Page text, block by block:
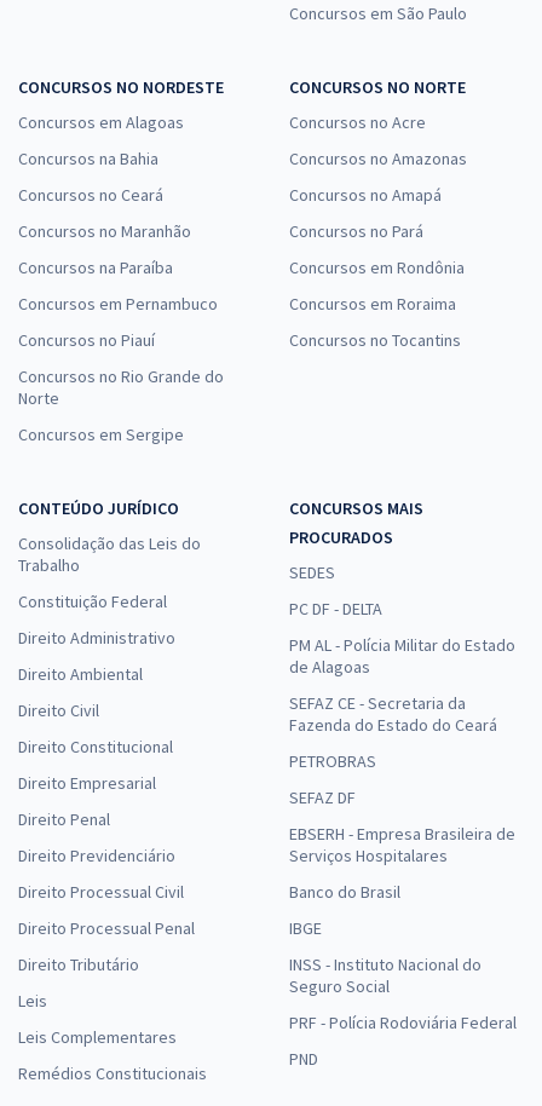
Concursos em São Paulo
CONCURSOS NO NORDESTE
Concursos em Alagoas
Concursos na Bahia
Concursos no Ceará
Concursos no Maranhão
Concursos na Paraíba
Concursos em Pernambuco
Concursos no Piauí
Concursos no Rio Grande do
Norte
Concursos em Sergipe
CONCURSOS NO NORTE
Concursos no Acre
Concursos no Amazonas
Concursos no Amapá
Concursos no Pará
Concursos em Rondônia
Concursos em Roraima
Concursos no Tocantins
CONTEÚDO JURÍDICO
Consolidação das Leis do
Trabalho
Constituição Federal
Direito Administrativo
Direito Ambiental
Direito Civil
Direito Constitucional
Direito Empresarial
Direito Penal
Direito Previdenciário
Direito Processual Civil
Direito Processual Penal
Direito Tributário
Leis
Leis Complementares
Remédios Constitucionais
CONCURSOS MAIS
PROCURADOS
SEDES
PC DF - DELTA
PM AL - Polícia Militar do Estado
de Alagoas
SEFAZ CE - Secretaria da
Fazenda do Estado do Ceará
PETROBRAS
SEFAZ DF
EBSERH - Empresa Brasileira de
Serviços Hospitalares
Banco do Brasil
IBGE
INSS - Instituto Nacional do
Seguro Social
PRF - Polícia Rodoviária Federal
PND